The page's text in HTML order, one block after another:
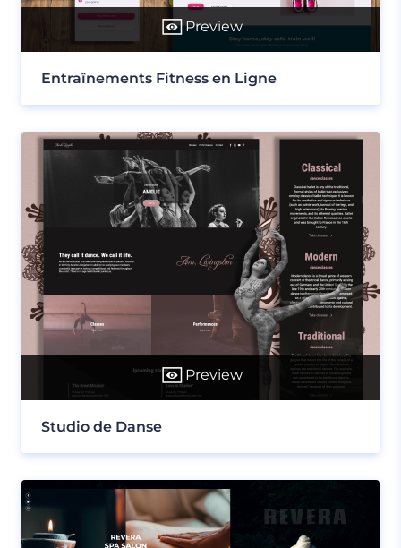
Preview
Entraînements Fitness en Ligne
Preview
Studio de Danse